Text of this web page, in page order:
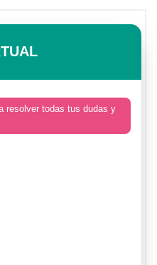
resolver todas tus dudas y